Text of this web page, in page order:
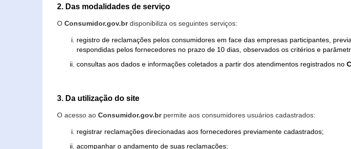
2. Das modalidades de serviço
O Consumidor.gov.brdisponibiliza os seguintes serviços:
registro de reclamações pelos consumidores em face das empresas participantes,
respondidas pelos fornecedores no prazo de 10 dias, observados os critérios e
consultas aos dados e informações coletados a partir dos atendimentos registrados no
3. Da utilização do site
O acesso ao Consumidor.gov.brpermite aos consumidores usuários cadastrados:
registrar reclamações direcionadas aos fornecedores previamente cadastrados;
acompanhar o andamento de suas reclamações;